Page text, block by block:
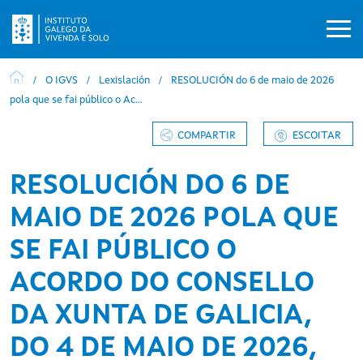
O IGVS Lexislación
RESOLUCIÓN do 6 de maio de 2026
pola que se fai público o Ac…
RESOLUCIÓN DO 6 DE
MAIO DE 2026 POLA QUE
SE FAI PÚBLICO O
ACORDO DO CONSELLO
DA XUNTA DE GALICIA,
DO 4 DE MAIO DE 2026,
COMPARTIR ESCOITAR